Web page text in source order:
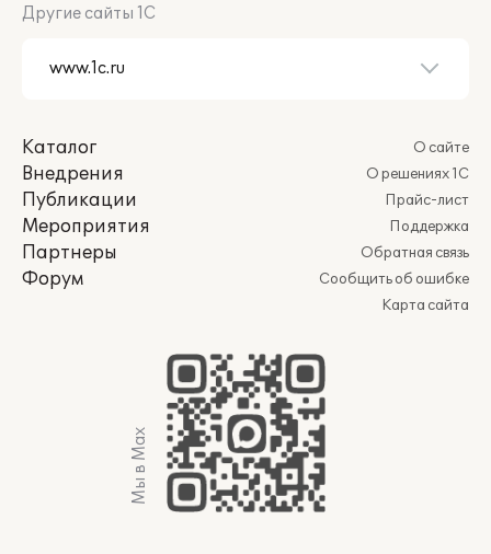
Другие сайты 1С
Каталог
Внедрения
Публикации
Мероприятия
Партнеры
Форум
О сайте
О решениях 1С
Прайс-лист
Поддержка
Обратная связь
Сообщить об ошибке
Карта сайта
Мы в Max